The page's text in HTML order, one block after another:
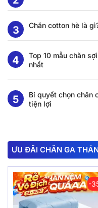
Chăn cotton hè là
Top 10 mẫu chăn
nhất
Bí quyết chọn chăn
tiện lợi
ƯU ĐÃI CHĂN GA
-